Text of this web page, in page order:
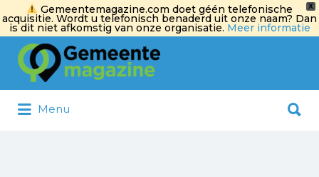
X
Gemeentemagazine.com doet géén telefonische
acquisitie. Wordt u telefonisch benaderd uit onze naam? Dan
is dit niet afkomstig van onze organisatie. Meer informatie
Zoek
naar:
Menu
naar: